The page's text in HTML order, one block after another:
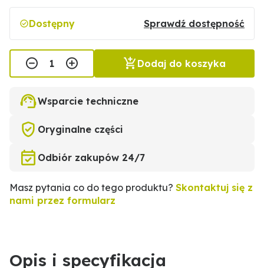
Dostępny Sprawdź dostępność
Dodaj do koszyka
Wsparcie techniczne
Oryginalne części
Odbiór zakupów 24/7
Masz pytania co do tego produktu? Skontaktuj się z
nami przez formularz
Opis i specyfikacja